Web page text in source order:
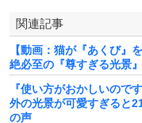
関連記事
【動画：猫が『あくび
絶必至の『尊すぎる光景』
『使い方がおかしいの
外の光景が可愛すぎると
の声